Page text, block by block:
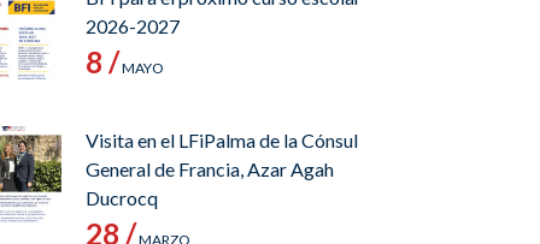
2026-2027
8 /MAYO
Visita en el LFiPalma de la Cónsul
General de Francia, Azar Agah
Ducrocq
28 /MARZO